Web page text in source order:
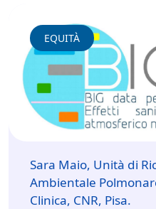
EQUITÀ
Sara Maio, Unità di
Ambientale
Clinica, CNR, Pisa.